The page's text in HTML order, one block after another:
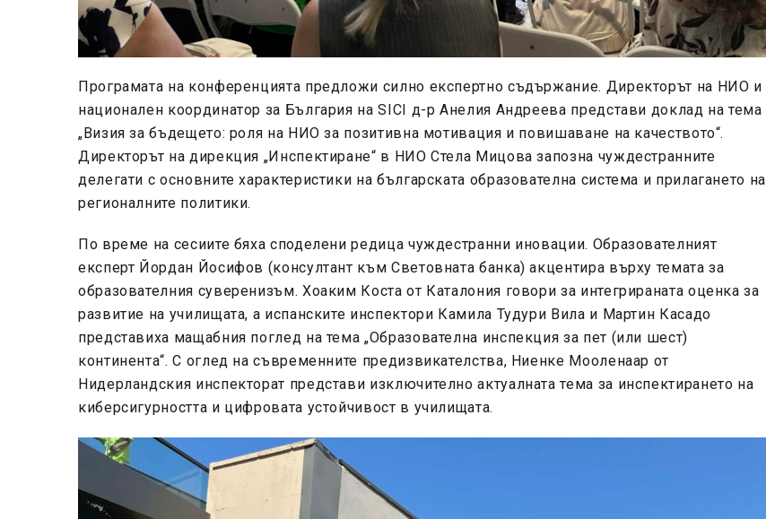
Програмата на конференцията предложи силно експертно съдържание. Директорът на НИО и
национален координатор за България на SICI д-р Анелия Андреева представи доклад на тема
„Визия за бъдещето: роля на НИО за позитивна мотивация и повишаване на качеството“.
Директорът на дирекция „Инспектиране“ в НИО Стела Мицова запозна чуждестранните
делегати с основните характеристики на българската образователна система и прилагането на
регионалните политики.
По време на сесиите бяха споделени редица чуждестранни иновации. Образователният
експерт Йордан Йосифов (консултант към Световната банка) акцентира върху темата за
образователния суверенизъм. Хоаким Коста от Каталония говори за интегрираната оценка за
развитие на училищата, а испанските инспектори Камила Тудури Вила и Мартин Касадо
представиха мащабния поглед на тема „Образователна инспекция за пет (или шест)
континента“. С оглед на съвременните предизвикателства, Ниенке Мооленаар от
Нидерландския инспекторат представи изключително актуалната тема за инспектирането на
киберсигурността и цифровата устойчивост в училищата.